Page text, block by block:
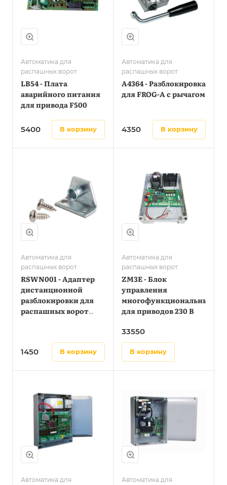
Автоматика для
распашных ворот
LB54 - Плата
аварийного питания
для привода F500
5400 в корзину
Автоматика для
распашных ворот
A4364 - Разблокировка
для FROG-A с рычагом
4350 в корзину
Автоматика для
распашных ворот
RSWN001 - Адаптер
дистанционной
разблокировки для
распашных ворот
1450 в корзину
Автоматика для
распашных ворот
ZM3E - Блок
управления
многофункциональный
для приводов 230 В
33550
в корзину
Автоматика для
Автоматика для